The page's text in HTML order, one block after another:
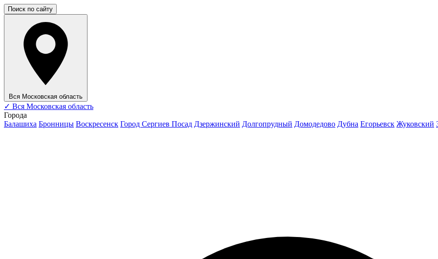
Поиск по сайту
Вся Московская область
✓ Вся Московская область
Города
Балашиха Бронницы Воскресенск Город Сергиев Посад Дзержинский Долгопрудный Домодедово Дубна Егорьевск Жуковский